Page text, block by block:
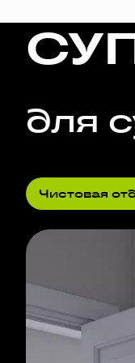
для
Чистовая